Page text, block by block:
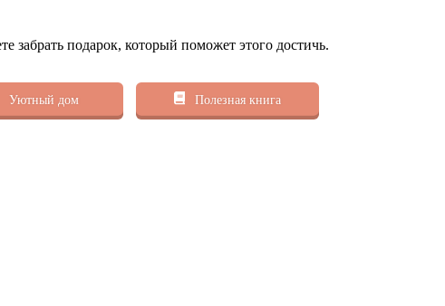
подарок, который поможет этого достичь.
Уютный дом Полезная книга